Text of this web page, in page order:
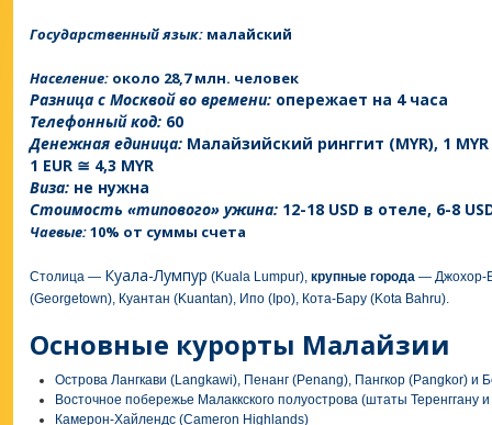
Государственный язык: малайский
Население: около 28,7 млн. человек
Разница с Москвой во времени: опережает на 4 часа
Телефонный код: 60
Денежная единица: Малайзийский ринггит (MYR), 1 MYR
1 EUR ≅ 4,3 MYR
Виза: не нужна
Стоимость «типового» ужина: 12-18 USD в отеле, 6-8
Чаевые:10% от суммы счета
Столица — Куала-Лумпур (Kuala Lumpur), крупные города — Джохор-
(Georgetown), Куантан (Kuantan), Ипо (Ipo), Кота-Бару (Kota Bahru).
Основные курорты Малайзии
Острова Лангкави (Langkawi), Пенанг (Penang), Пангкор (Pangkor)
Восточное побережье Малаккского полуострова (штаты Теренггану
Камерон-Хайлендс (Cameron Highlands)